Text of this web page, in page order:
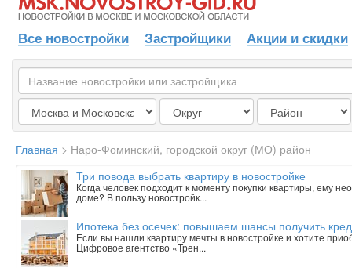
Все новостройки Застройщики Акции и скидки
Главная > Наро-Фоминский, городской округ (МО) район
Три повода выбрать квартиру в новостройке
Когда человек подходит к моменту покупки квартиры, ему
доме? В пользу новостройк...
Ипотека без осечек: повышаем шансы получить
Если вы нашли квартиру мечты в новостройке и хотите
Цифровое агентство «Трен...